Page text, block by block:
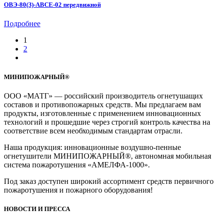
ОВЭ-80(З)-АВСЕ-02 передвижной
Подробнее
1
2
МИНИПОЖАРНЫЙ®
ООО «МАТГ» — российский производитель огнетушащих
составов и противопожарных средств. Мы предлагаем вам
продукты, изготовленные с применением инновационных
технологий и прошедшие через строгий контроль качества на
соответствие всем необходимым стандартам отрасли.
Наша продукция: инновационные воздушно-пенные
огнетушители МИНИПОЖАРНЫЙ®, автономная мобильная
система пожаротушения «АМЕЛФА-1000».
Под заказ доступен широкий ассортимент средств первичного
пожаротушения и пожарного оборудования!
НОВОСТИ И ПРЕССА